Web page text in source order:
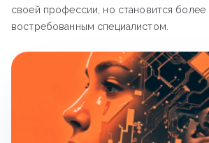
своей профессии, но становится
востребованным специалистом.